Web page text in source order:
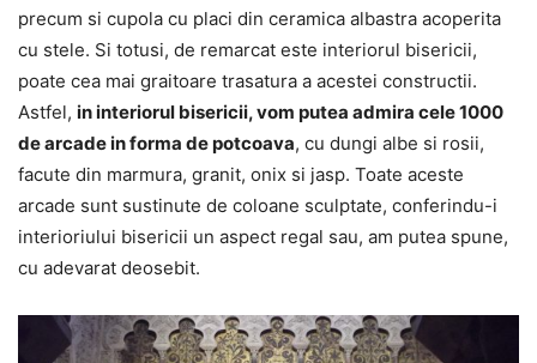
precum si cupola cu placi din ceramica albastra acoperita
cu stele. Si totusi, de remarcat este interiorul bisericii,
poate cea mai graitoare trasatura a acestei constructii.
Astfel, in interiorul bisericii, vom putea admira cele 1000
de arcade in forma de potcoava, cu dungi albe si rosii,
facute din marmura, granit, onix si jasp. Toate aceste
arcade sunt sustinute de coloane sculptate, conferindu-i
interioriului bisericii un aspect regal sau, am putea spune,
cu adevarat deosebit.